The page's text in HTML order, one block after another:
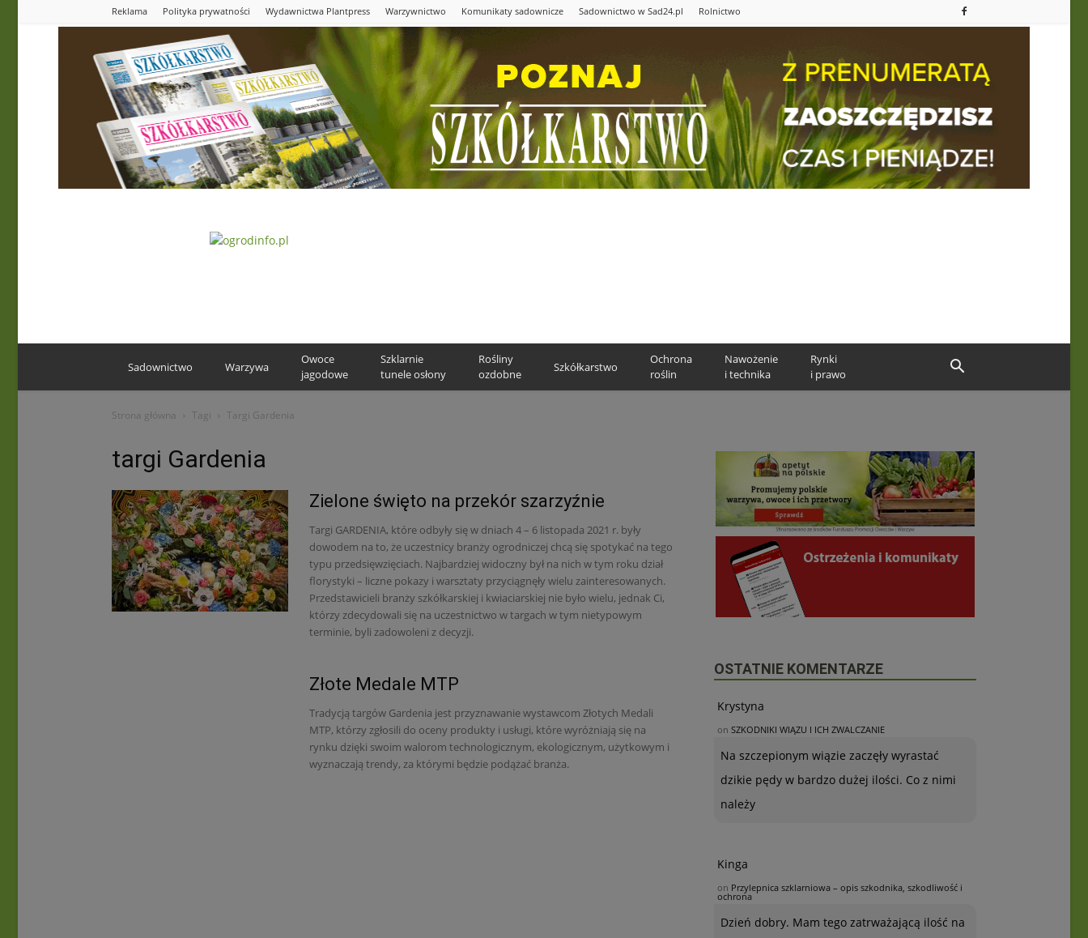
Reklama Polityka prywatności Wydawnictwa Plantpress Warzywnictwo Komunikaty sadownicze Sadownictwo w Sad24.pl Rolnictwo
Sadownictwo Warzywa
Owoce
jagodowe
Szklarnie
tunele osłony
Rośliny
ozdobne
Szkółkarstwo
Ochrona
roślin
Nawożenie
i technika
Rynki
i prawo
Strona główna Tagi Targi Gardenia
targi Gardenia
Zielone święto na przekór szarzyźnie
Targi GARDENIA, które odbyły się w dniach 4 – 6 listopada 2021 r. były
dowodem na to, że uczestnicy branży ogrodniczej chcą się spotykać na tego
typu przedsięwzięciach. Najbardziej widoczny był na nich w tym roku dział
florystyki – liczne pokazy i warsztaty przyciągnęły wielu zainteresowanych.
Przedstawicieli branży szkółkarskiej i kwiaciarskiej nie było wielu, jednak Ci,
którzy zdecydowali się na uczestnictwo w targach w tym nietypowym
terminie, byli zadowoleni z decyzji.
Złote Medale MTP
Tradycją targów Gardenia jest przyznawanie wystawcom Złotych Medali
MTP, którzy zgłosili do oceny produkty i usługi, które wyróżniają się na
rynku dzięki swoim walorom technologicznym, ekologicznym, użytkowym i
wyznaczają trendy, za którymi będzie podążać branża.
OSTATNIE KOMENTARZE
Krystyna
on SZKODNIKI WIĄZU I ICH ZWALCZANIE
Na szczepionym wiązie zaczęły wyrastać
dzikie pędy w bardzo dużej ilości. Co z nimi
należy
Kinga
on Przylepnica szklarniowa – opis szkodnika, szkodliwość i
ochrona
Dzień dobry. Mam tego zatrważającą ilość na